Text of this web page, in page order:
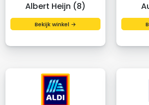
Albert Heijn (8)
Bekijk winkel →